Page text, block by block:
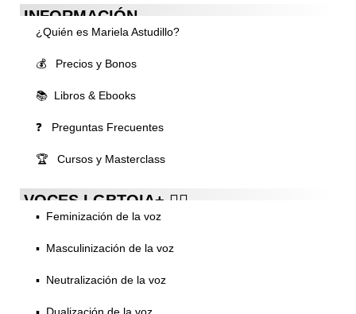
INFORMACIÓN
¿Quién es Mariela Astudillo?
💰 Precios y Bonos
📚 Libros & Ebooks
❓ Preguntas Frecuentes
🏆 Cursos y Masterclass
VOCES LGBTQIA+ 🏳️‍🌈
▪️ Feminización de la voz
▪️ Masculinización de la voz
▪️ Neutralización de la voz
▪️ Dualización de la voz